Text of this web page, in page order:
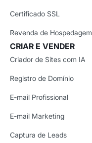
Certificado SSL
Revenda de Hospedagem
CRIAR E VENDER
Criador de Sites com IA
Registro de Domínio
E-mail Profissional
E-mail Marketing
Captura de Leads